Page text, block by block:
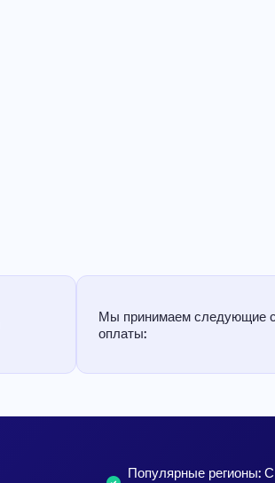
Мы принимаем следующие
оплаты:
Популярные регионы: